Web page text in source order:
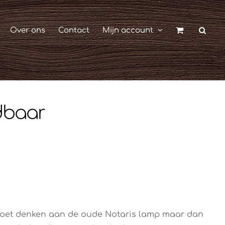
Over ons Contact Mijn account
denken aan de oude Notaris lamp maar dan